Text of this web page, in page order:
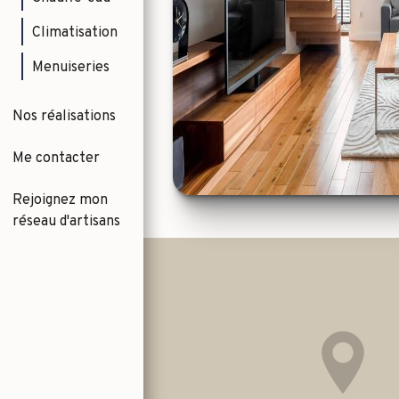
Climatisation
Menuiseries
Nos réalisations
Me contacter
Rejoignez mon
réseau d'artisans